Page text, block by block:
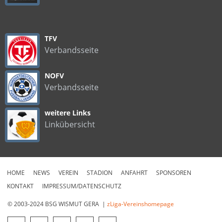
TFV
Verbandsseite
NOFV
Verbandsseite
weitere Links
Linkübersicht
HOME NEWS VEREIN STADION ANFAHRT
SPONSOREN
KONTAKT
IMPRESSUM/DATENSCHUTZ
© 2003-2024 BSG WISMUT GERA | zLiga-Vereinshomepage